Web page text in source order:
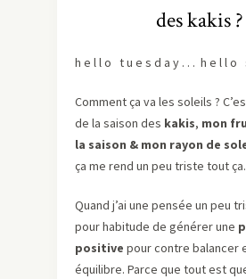
des kakis ?
h e l l o t u e s d a y . . . h e l l o
Comment ça va les soleils ?
de la saison des kakis, mon
la saison & mon rayon de
ça me rend un peu triste tout ça.
Quand j’ai une pensée un peu
pour habitude de générer une
positive pour contre balancer
équilibre. Parce que tout est